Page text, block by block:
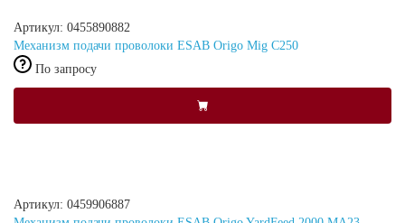
Артикул: 0455890882
Механизм подачи проволоки ESAB Origo Mig C250
По запросу
Артикул: 0459906887